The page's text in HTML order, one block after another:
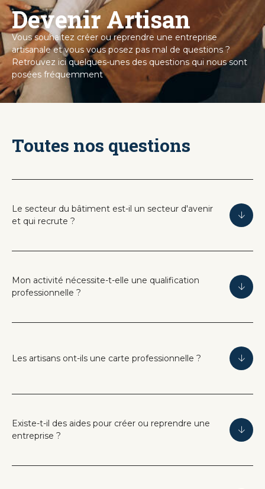
Devenir Artisan
Vous souhaitez créer ou reprendre une entreprise
artisanale et vous vous posez pas mal de questions ?
Retrouvez ici quelques-unes des questions qui nous sont
posées fréquemment
Toutes nos questions
Le secteur du bâtiment est-il un secteur d'avenir
et qui recrute ?
Mon activité nécessite-t-elle une qualification
professionnelle ?
Les artisans ont-ils une carte professionnelle ?
Existe-t-il des aides pour créer ou reprendre une
entreprise ?